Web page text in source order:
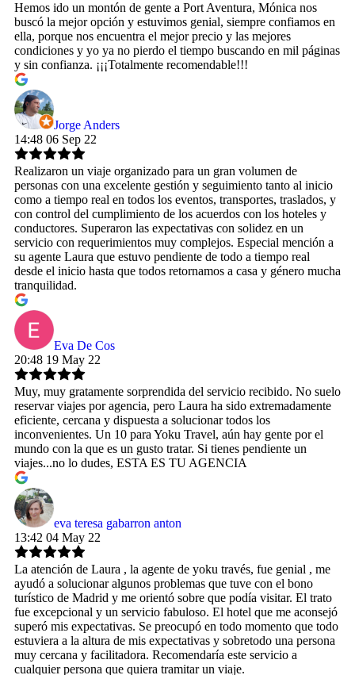
Hemos ido un montón de gente a Port Aventura, Mónica nos
buscó la mejor opción y estuvimos genial, siempre confiamos en
ella, porque nos encuentra el mejor precio y las mejores
condiciones y yo ya no pierdo el tiempo buscando en mil páginas
y sin confianza. ¡¡¡Totalmente recomendable!!!
Jorge Anders
14:48 06 Sep 22
Realizaron un viaje organizado para un gran volumen de
personas con una excelente gestión y seguimiento tanto al inicio
como a tiempo real en todos los eventos, transportes, traslados, y
con control del cumplimiento de los acuerdos con los hoteles y
conductores. Superaron las expectativas con solidez en un
servicio con requerimientos muy complejos. Especial mención a
su agente Laura que estuvo pendiente de todo a tiempo real
desde el inicio hasta que todos retornamos a casa y género mucha
tranquilidad.
Eva De Cos
20:48 19 May 22
Muy, muy gratamente sorprendida del servicio recibido. No suelo
reservar viajes por agencia, pero Laura ha sido extremadamente
eficiente, cercana y dispuesta a solucionar todos los
inconvenientes. Un 10 para Yoku Travel, aún hay gente por el
mundo con la que es un gusto tratar. Si tienes pendiente un
viajes...no lo dudes, ESTA ES TU AGENCIA
eva teresa gabarron anton
13:42 04 May 22
La atención de Laura , la agente de yoku través, fue genial , me
ayudó a solucionar algunos problemas que tuve con el bono
turístico de Madrid y me orientó sobre que podía visitar. El trato
fue excepcional y un servicio fabuloso. El hotel que me aconsejó
superó mis expectativas. Se preocupó en todo momento que todo
estuviera a la altura de mis expectativas y sobretodo una persona
muy cercana y facilitadora. Recomendaría este servicio a
cualquier persona que quiera tramitar un viaje.